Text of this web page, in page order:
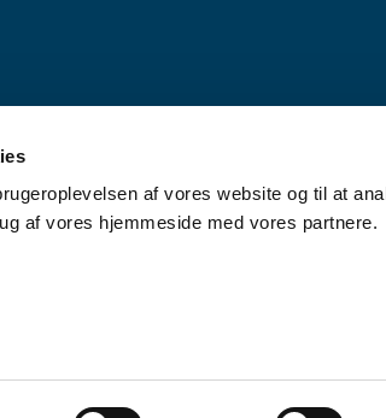
af vores website og til at
af vores hjemmeside med vores partnere.
33 13 06 60 · Mail: ·Privatlivspolitik